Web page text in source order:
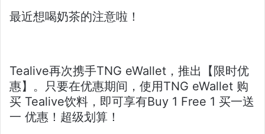
最近想喝奶茶的注意啦！
Tealive再次携手TNG eWallet，推出【限时优
惠】。只要在优惠期间，使用TNG eWallet 购
买 Tealive饮料，即可享有Buy 1 Free 1 买一送
一 优惠！超级划算！